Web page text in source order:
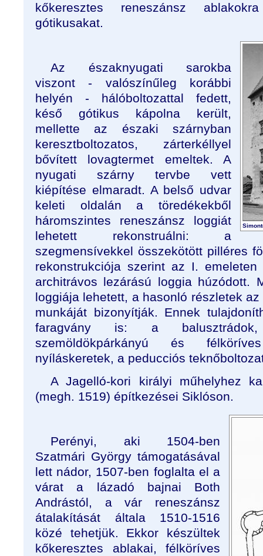
kőkeresztes reneszánsz
gótikusakat.
Az északnyugati sarokba
viszont - valószínűleg korábbi
helyén - hálóboltozattal fedett,
késő gótikus kápolna került,
mellette az északi szárnyban
keresztboltozatos, zárterkéllyel
bővített lovagtermet emeltek. A
nyugati szárny tervbe vett
kiépítése elmaradt. A belső udvar
keleti oldalán a töredékekből
háromszintes reneszánsz loggiát
lehetett rekonstruálni: a
szegmensívekkel összekötött pilléres
rekonstrukciója szerint az I.
architrávos lezárású loggia húzódott.
loggiája lehetett, a hasonló részletek
munkáját bizonyítják. Ennek
faragvány is: a balusztrádok,
szemöldökpárkányú és
nyíláskeretek, a peducciós
A Jagelló-kori királyi műhelyhez
(megh. 1519) építkezései Siklóson.
Perényi, aki 1504-ben
Szatmári György támogatásával
lett nádor, 1507-ben foglalta el a
várat a lázadó bajnai Both
Andrástól, a vár reneszánsz
átalakítását általa 1510-1516
közé tehetjük. Ekkor készültek
kőkeresztes ablakai, félköríves